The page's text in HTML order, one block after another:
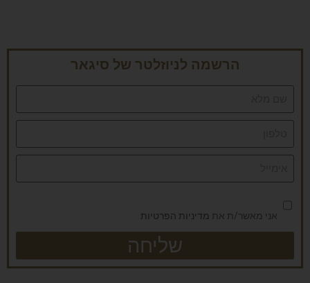
הרשמה לניוזלטר של סיגאר
אני מאשר/ת את מדיניות הפרטיות
שליחה